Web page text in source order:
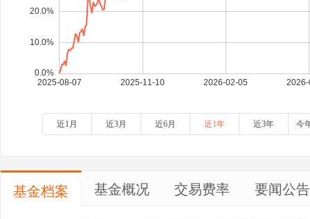
近1月 近3月 近6月 近1年 近3年 今
基金档案 基金概况 交易费率 要闻公告